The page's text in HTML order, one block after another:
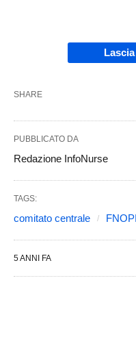
SHARE
PUBBLICATO DA
Redazione InfoNurse
TAGS:
comitato centrale FNOPI
5 ANNI FA